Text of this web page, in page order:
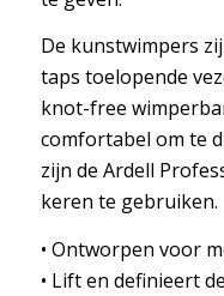
De kunstwimpers
taps toelopende
knot-free
comfortabel om te
zijn de Ardell
keren te gebruiken.
• Ontworpen voor
• Lift en definieert